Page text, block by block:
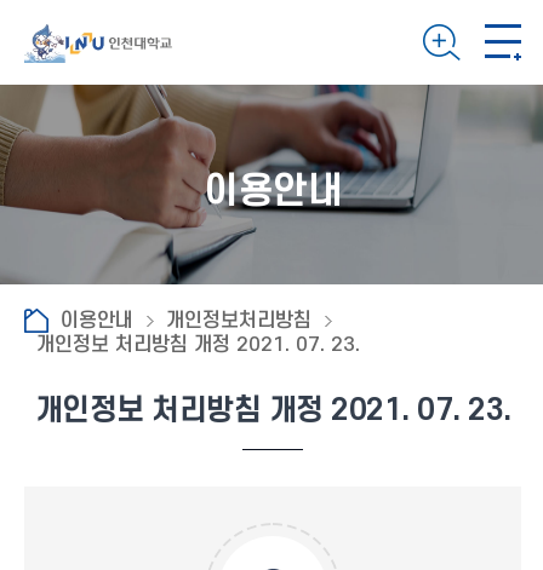
이용안내
이용안내
개인정보처리방침
개인정보 처리방침 개정 2021. 07. 23.
개인정보 처리방침 개정 2021. 07. 23.